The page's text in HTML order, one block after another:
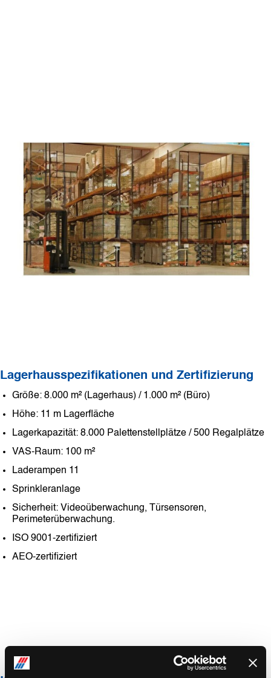
Lagerhausspezifikationen und Zertifizierung
Größe: 8.000 m² (Lagerhaus) / 1.000 m² (Büro)
Höhe: 11 m Lagerfläche
Lagerkapazität: 8.000 Palettenstellplätze / 500 Regalplätze
VAS-Raum: 100 m²
Laderampen 11
Sprinkleranlage
Sicherheit: Videoüberwachung, Türsensoren,
Perimeterüberwachung.
ISO 9001-zertifiziert
AEO-zertifiziert